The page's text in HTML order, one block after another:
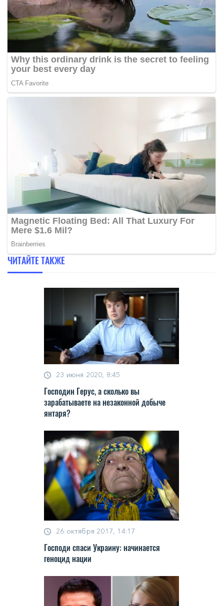
ЧИТАЙТЕ ТАКЖЕ
23 июня 2020, 8:45
Господин Герус, а сколько вы
зарабатываете на незаконной добыче
янтаря?
26 октября 2017, 14:17
Господи спаси Украину: начинается
геноцид нации